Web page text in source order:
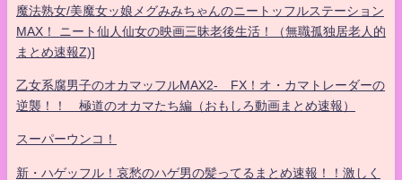
魔法熟女/美魔女ッ娘メグみみちゃんのニートッフルステーション
MAX！ ニート仙人仙女の映画三昧老後生活！（無職孤独居老人的
まとめ速報Z)]
乙女系腐男子のオカマッフルMAX2- FX！オ・カマトレーダーの
逆襲！！ 極道のオカマたち編（おもしろ動画まとめ速報）
スーパーウンコ！
新・ハゲッフル！哀愁のハゲ男の髪ってるまとめ速報！！激しく